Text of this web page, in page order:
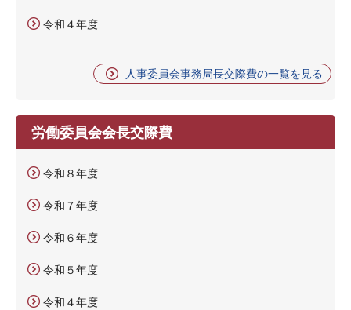
令和４年度
人事委員会事務局長交際費の一覧を見る
労働委員会会長交際費
令和８年度
令和７年度
令和６年度
令和５年度
令和４年度